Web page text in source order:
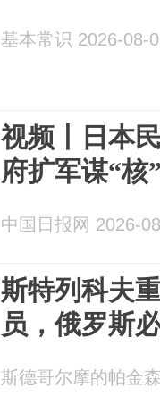
基本常识 2026-08-
视频丨日本
府扩军谋“核
中国日报网 2026-
斯特列科夫
员，俄罗斯
斯德哥尔摩的帕金